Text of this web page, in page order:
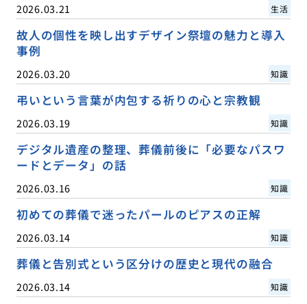
2026.03.21 生活
故人の個性を映し出すデザイン祭壇の魅力と導入
事例
2026.03.20 知識
弔いという言葉が内包する祈りの心と宗教観
2026.03.19 知識
デジタル遺産の整理、葬儀前後に「必要なパスワ
ードとデータ」の話
2026.03.16 知識
初めての葬儀で迷ったパールのピアスの正解
2026.03.14 知識
葬儀と告別式という区分けの歴史と現代の融合
2026.03.14 知識